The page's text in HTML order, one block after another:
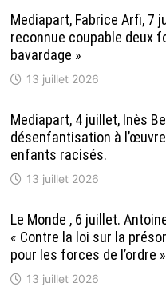
Mediapart, Fabrice Arfi, 7
reconnue coupable deux
bavardage »
13 juillet 2026
Mediapart, 4 juillet, Inès
désenfantisation à
enfants racisés.
13 juillet 2026
Le Monde , 6 juillet.
« Contre la loi sur la
pour les forces de l’ordre »
13 juillet 2026